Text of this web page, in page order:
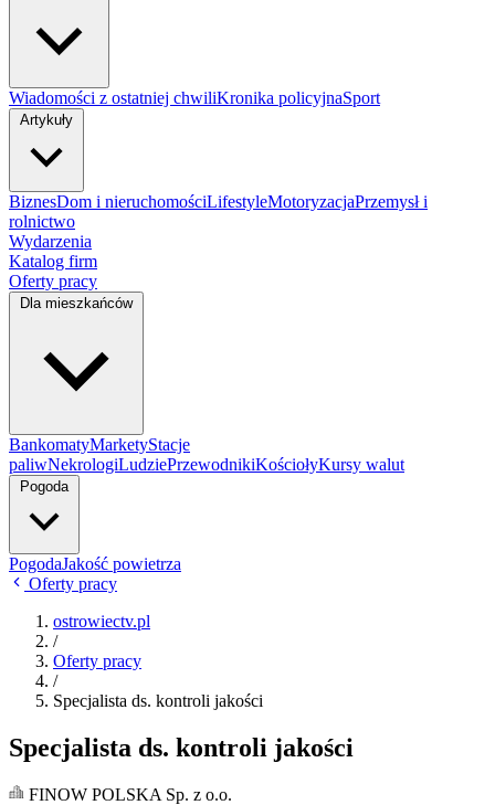
Wiadomości z ostatniej chwiliKronika policyjnaSport
Artykuły
BiznesDom i nieruchomościLifestyleMotoryzacjaPrzemysł i
rolnictwo
Wydarzenia
Katalog firm
Oferty pracy
Dla mieszkańców
BankomatyMarketyStacje
paliwNekrologiLudziePrzewodnikiKościołyKursy walut
Pogoda
PogodaJakość powietrza
Oferty pracy
ostrowiectv.pl
/
Oferty pracy
/
Specjalista ds. kontroli jakości
Specjalista ds. kontroli jakości
FINOW POLSKA Sp. z o.o.